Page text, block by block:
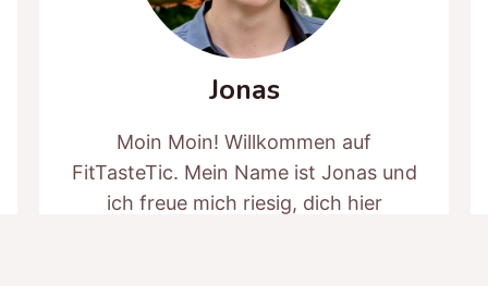
Jonas
Moin Moin! Willkommen auf
FitTasteTic. Mein Name ist Jonas und
ich freue mich riesig, dich hier